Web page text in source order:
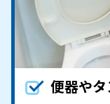
便器や